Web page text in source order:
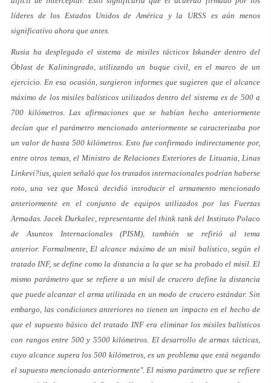
líderes de los Estados Unidos de América y la URSS es aún menos
significativo ahora que antes.
Rusia ha desplegado el sistema de misiles tácticos Iskander dentro del
Óblast de Kaliningrado, utilizando un buque civil, en el marco de un
ejercicio. En esa ocasión, surgieron informes que sugieren que el alcance
máximo de los misiles balísticos utilizados dentro del sistema es de 500 a
700 kilómetros. Las afirmaciones que se habían hecho anteriormente
decían que el parámetro mencionado anteriormente se caracterizaba por
un valor de hasta 500 kilómetros. Esto fue confirmado indirectamente por,
entre otros temas, el Ministro de Relaciones Exteriores de Lituania, Linas
Linkevi?ius, quien señaló que los tratados internacionales podrían haberse
roto, una vez que Moscú decidió introducir el armamento mencionado
anteriormente en el conjunto de equipos utilizados por las Fuerzas
Armadas. Jacek Durkalec, representante del think tank del Instituto Polaco
de Asuntos Internacionales (PISM), también se refirió al tema
anterior. Formalmente, El alcance máximo de un misil balístico, según el
tratado INF, se define como la distancia a la que se ha probado el misil. El
mismo parámetro que se refiere a un misil de crucero define la distancia
que puede alcanzar el arma utilizada en un modo de crucero estándar. Sin
embargo, las condiciones anteriores no tienen un impacto en el hecho de
que el supuesto básico del tratado INF era eliminar los misiles balísticos
con rangos entre 500 y 5500 kilómetros. El desarrollo de armas tácticas,
cuyo alcance supera los 500 kilómetros, es un problema que está negando
el supuesto mencionado anteriormente". El mismo parámetro que se refiere